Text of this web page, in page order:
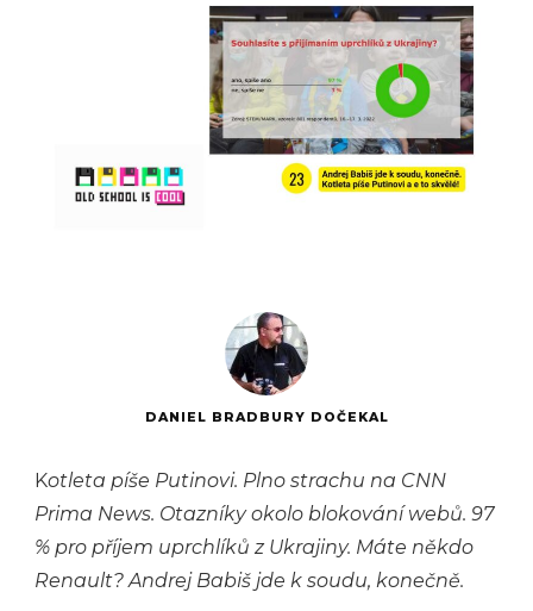
DANIEL BRADBURY DOČEKAL
Kotleta píše Putinovi. Plno strachu na CNN
Prima News. Otazníky okolo blokování webů. 97
% pro příjem uprchlíků z Ukrajiny. Máte někdo
Renault? Andrej Babiš jde k soudu, konečně.